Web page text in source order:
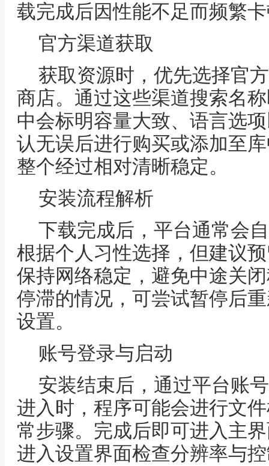
载完成后因性能不足而频繁
官方渠道获取
获取资源时，优先选择官
商店。通过这些渠道搜索名
中会标明容量大致、语言选
认无误后进行购买或添加至
整个经过相对清晰稳定。
安装流程解析
下载完成后，平台通常会
根据个人习性选择，但建议
保持网络稳定，避免中途关
停滞的情况，可尝试暂停后
设置。
账号登录与启动
安装结束后，通过平台账
进入时，程序可能会进行文
常步骤。完成后即可进入主
进入设置界面检查分辨率与